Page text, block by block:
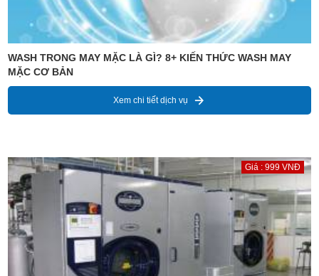
WASH TRONG MAY MẶC LÀ GÌ? 8+ KIẾN THỨC WASH MAY
MẶC CƠ BẢN
Xem chi tiết dịch vụ
Giá : 999 VNĐ